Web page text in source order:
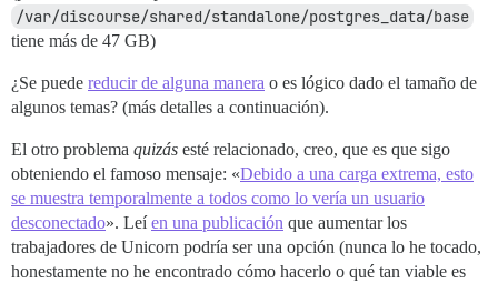
/var/discourse/shared/standalone/postgres_data/base
tiene más de 47 GB)
¿Se puede reducir de alguna manera o es lógico dado el tamaño de
algunos temas? (más detalles a continuación).
El otro problema quizás esté relacionado, creo, que es que sigo
obteniendo el famoso mensaje: «Debido a una carga extrema, esto
se muestra temporalmente a todos como lo vería un usuario
desconectado». Leíen una publicación que aumentar los
trabajadores de Unicorn podría ser una opción (nunca lo he tocado,
honestamente no he encontrado cómo hacerlo o qué tan viable es